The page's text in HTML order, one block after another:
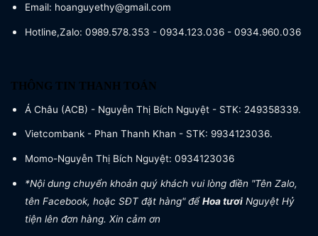
Email: hoanguyethy@gmail.com
Hotline,Zalo: 0989.578.353 - 0934.123.036 - 0934.960.036
THÔNG TIN THANH TOÁN
Á Châu (ACB) - Nguyễn Thị Bích Nguyệt - STK: 249358339.
Vietcombank - Phan Thanh Khan - STK: 9934123036.
Momo-Nguyễn Thị Bích Nguyệt: 0934123036
*Nội dung chuyển khoản quý khách vui lòng điền "Tên Zalo,
tên Facebook, hoặc SĐT đặt hàng" đểHoa tươi Nguyệt Hỷ
tiện lên đơn hàng. Xin cảm ơn